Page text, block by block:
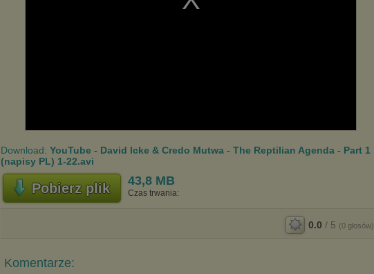
Download: YouTube - David Icke & Credo Mutwa - The Reptilian Agenda - Part 1
(napisy PL) 1-22.avi
Pobierz plik 43,8 MB
Czas trwania:
0.0 / 5 (0 głosów)
Komentarze: